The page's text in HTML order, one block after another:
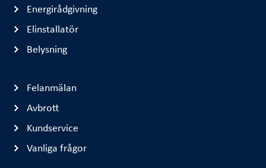
Energirådgivning
Elinstallatör
Belysning
Felanmälan
Avbrott
Kundservice
Vanliga frågor